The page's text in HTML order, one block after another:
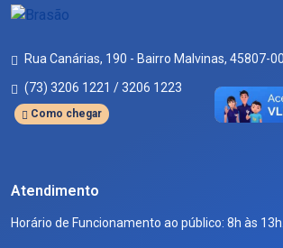
Rua Canárias, 190 - Bairro Malvinas, 45807-
(73) 3206 1221 / 3206 1223
Como chegar
Atendimento
Horário de Funcionamento ao público: 8h às 13h.